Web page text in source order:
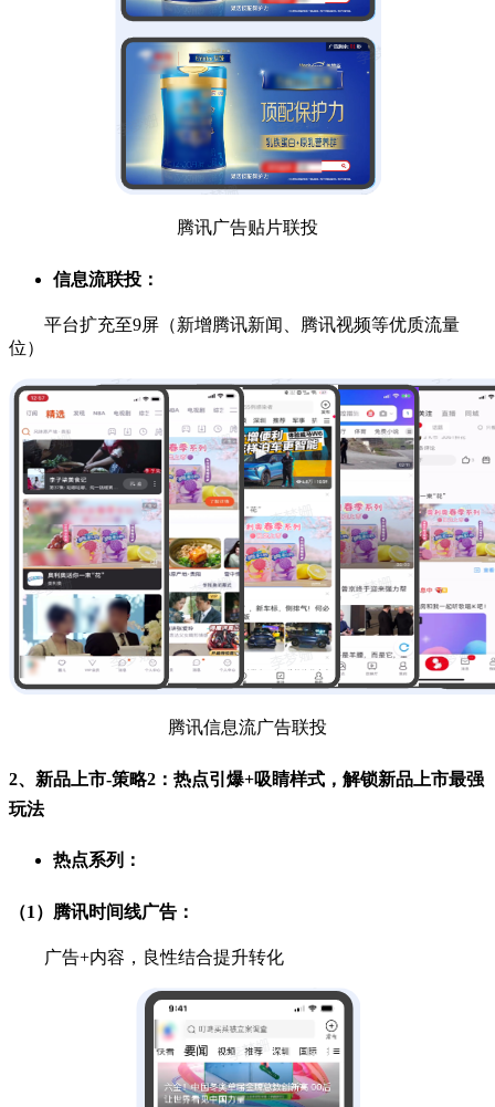
腾讯广告贴片联投
信息流联投：
平台扩充至9屏（新增腾讯新闻、腾讯视频等优质流量
位）
腾讯信息流广告联投
2、新品上市-策略2：热点引爆+吸睛样式，解锁新品上市最强
玩法
热点系列：
（1）腾讯时间线广告：
广告+内容，良性结合提升转化